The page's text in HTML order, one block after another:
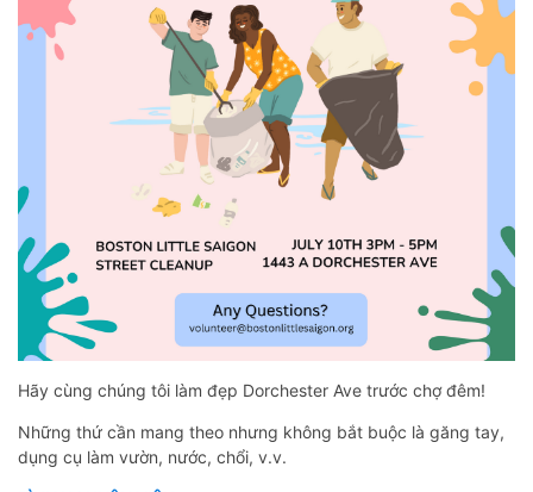
Hãy cùng chúng tôi làm đẹp Dorchester Ave trước chợ đêm!
Những thứ cần mang theo nhưng không bắt buộc là găng tay,
dụng cụ làm vườn, nước, chổi, v.v.